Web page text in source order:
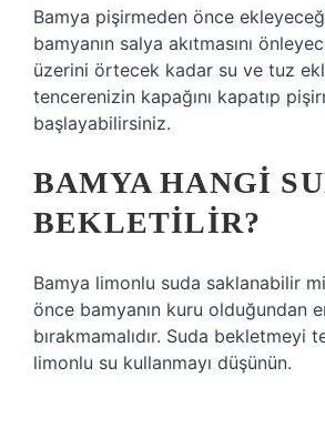
Bamya pişirmeden önce
bamyanın salya akıtmasını
üzerini örtecek kadar su ve tuz
tencerenizin kapağını kapatıp
başlayabilirsiniz.
BAMYA HANGI
BEKLETILIR?
Bamya limonlu suda saklanabilir
önce bamyanın kuru olduğundan
bırakmamalıdır. Suda bekletmeyi
limonlu su kullanmayı düşünün.